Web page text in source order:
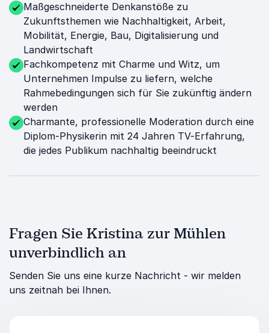
Maßgeschneiderte Denkanstöße zu
Zukunftsthemen wie Nachhaltigkeit, Arbeit,
Mobilität, Energie, Bau, Digitalisierung und
Landwirtschaft
Fachkompetenz mit Charme und Witz, um
Unternehmen Impulse zu liefern, welche
Rahmebedingungen sich für Sie zukünftig ändern
werden
Charmante, professionelle Moderation durch eine
Diplom-Physikerin mit 24 Jahren TV-Erfahrung,
die jedes Publikum nachhaltig beeindruckt
Fragen Sie Kristina zur Mühlen
unverbindlich an
Senden Sie uns eine kurze Nachricht - wir melden
uns zeitnah bei Ihnen.